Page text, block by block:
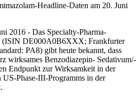
Headline-Daten am 20. Juni
2016 - Das Specialty-Pharma-
(ISIN DE000A0B6XXX; Frankfurter
PA8) gibt heute bekannt, dass
wirksames Benzodiazepin- Sedativum/-
Endpunkt zur Wirksamkeit in der
US-Phase-III-Programms in der